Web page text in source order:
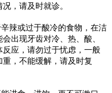
，请及时就诊。
辣或过于酸冷的食物，在洁
出现牙齿对冷、热、酸、
应，请勿过于忧虑，一般
，不能缓解，请及时复